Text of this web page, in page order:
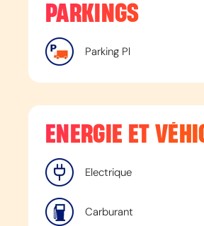
PARKINGS
Parking Pl
ENERGIE ET
Electrique
Carburant